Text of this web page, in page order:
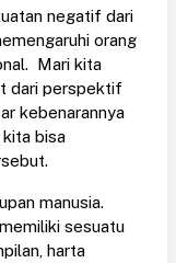
negatif dari
orang
Mari kita
dari perspektif
kebenarannya
kita bisa
manusia.
sesuatu
harta